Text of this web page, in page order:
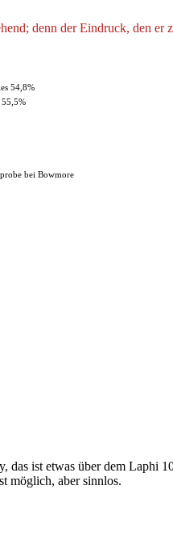
denn der Eindruck, den er
54,8%
bei Bowmore
das ist etwas über dem Laphi
möglich, aber sinnlos.